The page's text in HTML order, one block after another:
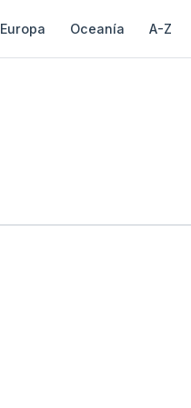
Europa Oceanía A-Z